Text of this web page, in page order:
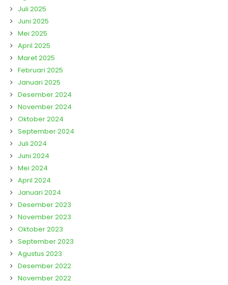
Juli 2025
Juni 2025
Mei 2025
April 2025
Maret 2025
Februari 2025
Januari 2025
Desember 2024
November 2024
Oktober 2024
September 2024
Juli 2024
Juni 2024
Mei 2024
April 2024
Januari 2024
Desember 2023
November 2023
Oktober 2023
September 2023
Agustus 2023
Desember 2022
November 2022